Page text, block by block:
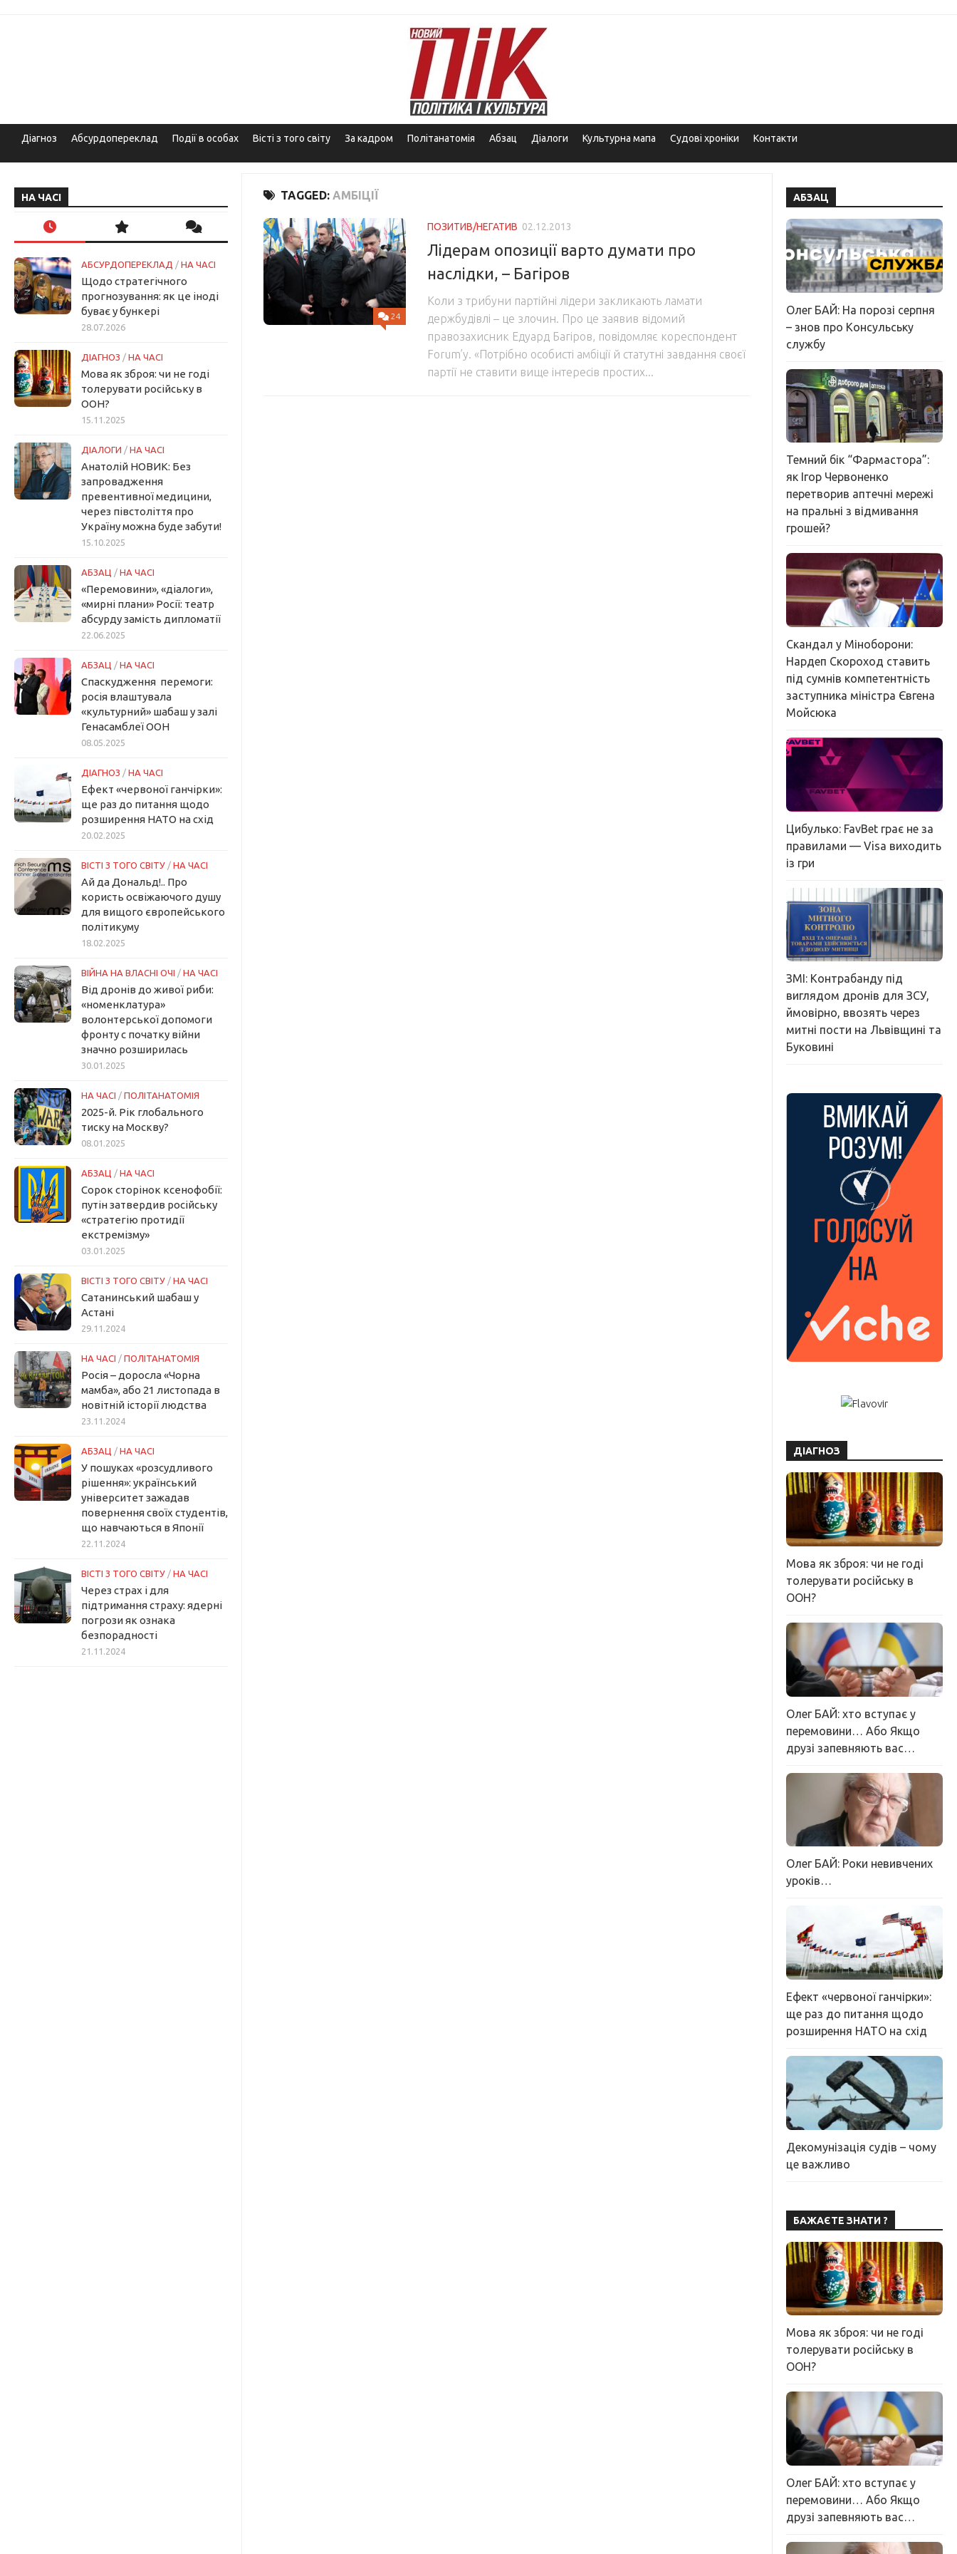
Діагноз Абсурдопереклад Події в особах Вісті з того світу За кадром Політанатомія Абзац Діалоги Культурна мапа Судові хроніки Контакти
TAGGED: АМБІЦІЇ
24
ПОЗИТИВ/НЕГАТИВ 02.12.2013
Лідерам опозиції варто думати про
наслідки, – Багіров
Коли з трибуни партійні лідери закликають ламати
держбудівлі – це злочин. Про це заявив відомий
правозахисник Едуард Багіров, повідомляє кореспондент
Forum’у. «Потрібно особисті амбіції й статутні завдання своєї
партії не ставити вище інтересів простих...
НА ЧАСІ
АБСУРДОПЕРЕКЛАД / НА ЧАСІ
Щодо стратегічного
прогнозування: як це іноді
буває у бункері
28.07.2026
ДІАГНОЗ / НА ЧАСІ
Мова як зброя: чи не годі
толерувати російську в
ООН?
15.11.2025
ДІАЛОГИ / НА ЧАСІ
Анатолій НОВИК: Без
запровадження
превентивної медицини,
через півстоліття про
Україну можна буде забути!
15.10.2025
АБЗАЦ / НА ЧАСІ
«Перемовини», «діалоги»,
«мирні плани» Росії: театр
абсурду замість дипломатії
22.06.2025
АБЗАЦ / НА ЧАСІ
Спаскудження перемоги:
росія влаштувала
«культурний» шабаш у залі
Генасамблеї ООН
08.05.2025
ДІАГНОЗ / НА ЧАСІ
Ефект «червоної ганчірки»:
ще раз до питання щодо
розширення НАТО на схід
20.02.2025
ВІСТІ З ТОГО СВІТУ / НА ЧАСІ
Ай да Дональд!.. Про
користь освіжаючого душу
для вищого європейського
політикуму
18.02.2025
ВІЙНА НА ВЛАСНІ ОЧІ / НА ЧАСІ
Від дронів до живої риби:
«номенклатура»
волонтерської допомоги
фронту с початку війни
значно розширилась
30.01.2025
НА ЧАСІ / ПОЛІТАНАТОМІЯ
2025-й. Рік глобального
тиску на Москву?
08.01.2025
АБЗАЦ / НА ЧАСІ
Сорок сторінок ксенофобії:
путін затвердив російську
«стратегію протидії
екстремізму»
03.01.2025
ВІСТІ З ТОГО СВІТУ / НА ЧАСІ
Сатанинський шабаш у
Астані
29.11.2024
НА ЧАСІ / ПОЛІТАНАТОМІЯ
Росія – доросла «Чорна
мамба», або 21 листопада в
новітній історії людства
23.11.2024
АБЗАЦ / НА ЧАСІ
У пошуках «розсудливого
рішення»: український
університет зажадав
повернення своїх студентів,
що навчаються в Японії
22.11.2024
ВІСТІ З ТОГО СВІТУ / НА ЧАСІ
Через страх і для
підтримання страху: ядерні
погрози як ознака
безпорадності
21.11.2024
АБЗАЦ
Олег БАЙ: На порозі серпня
– знов про Консульську
службу
Темний бік “Фармастора”:
як Ігор Червоненко
перетворив аптечні мережі
на пральні з відмивання
грошей?
Скандал у Міноборони:
Нардеп Скороход ставить
під сумнів компетентність
заступника міністра Євгена
Мойсюка
Цибулько: FavBet грає не за
правилами — Visa виходить
із гри
ЗМІ: Контрабанду під
виглядом дронів для ЗСУ,
ймовірно, ввозять через
митні пости на Львівщині та
Буковині
ДІАГНОЗ
Мова як зброя: чи не годі
толерувати російську в
ООН?
Олег БАЙ: хто вступає у
перемовини… Або Якщо
друзі запевняють вас…
Олег БАЙ: Роки невивчених
уроків…
Ефект «червоної ганчірки»:
ще раз до питання щодо
розширення НАТО на схід
Декомунізація судів – чому
це важливо
БАЖАЄТЕ ЗНАТИ ?
Мова як зброя: чи не годі
толерувати російську в
ООН?
Олег БАЙ: хто вступає у
перемовини… Або Якщо
друзі запевняють вас…